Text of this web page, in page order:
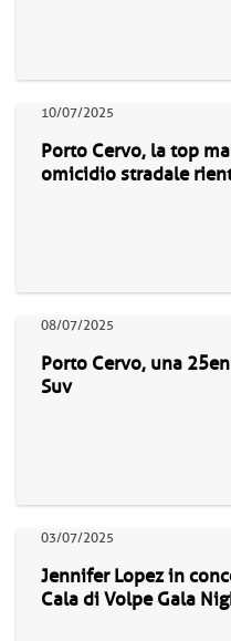
10/07/2025
Porto Cervo, la top
omicidio stradale
08/07/2025
Porto Cervo, una
Suv
03/07/2025
Jennifer Lopez in
Cala di Volpe Gala